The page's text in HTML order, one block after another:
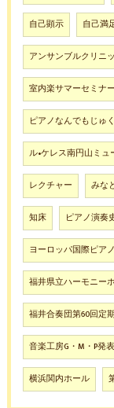
自己顕示 自己満
アンサンブルクリニ
室内楽サマーセミナ
ピアノなんでもじゅく
ル•ケレス南円山ミ
レクチャー みな
知床 ピアノ演奏
ヨーロッパ国際ピア
福井県立ハーモニー
福井合奏団第60回定
音楽工房G・M・P発
横浜関内ホール